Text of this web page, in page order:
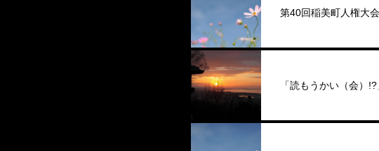
第40回稲美町人権大
「読もうかい（会）